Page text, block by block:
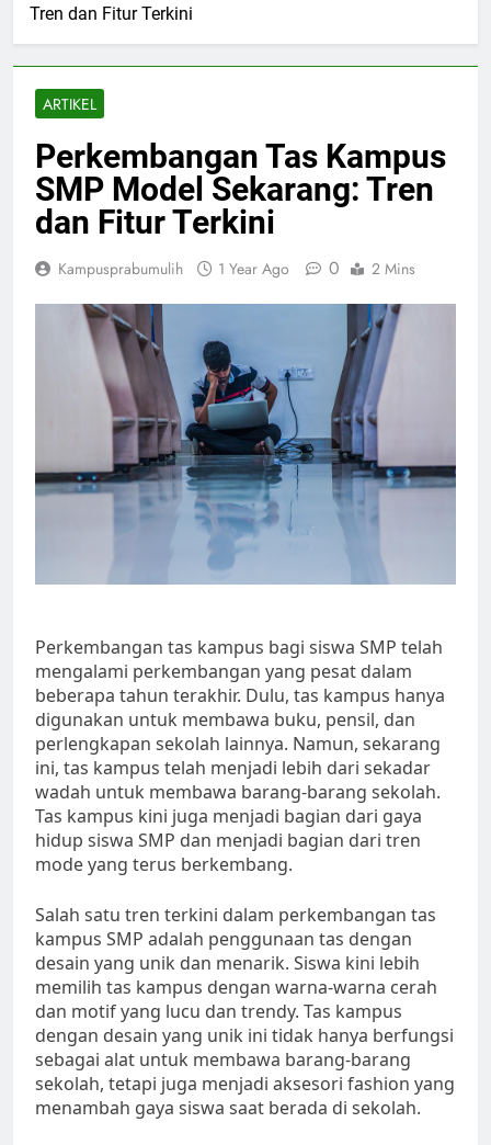
Tren dan Fitur Terkini
ARTIKEL
Perkembangan Tas Kampus
SMP Model Sekarang: Tren
dan Fitur Terkini
Kampusprabumulih 1 Year Ago 0 2 Mins
Perkembangan tas kampus bagi siswa SMP telah
mengalami perkembangan yang pesat dalam
beberapa tahun terakhir. Dulu, tas kampus hanya
digunakan untuk membawa buku, pensil, dan
perlengkapan sekolah lainnya. Namun, sekarang
ini, tas kampus telah menjadi lebih dari sekadar
wadah untuk membawa barang-barang sekolah.
Tas kampus kini juga menjadi bagian dari gaya
hidup siswa SMP dan menjadi bagian dari tren
mode yang terus berkembang.
Salah satu tren terkini dalam perkembangan tas
kampus SMP adalah penggunaan tas dengan
desain yang unik dan menarik. Siswa kini lebih
memilih tas kampus dengan warna-warna cerah
dan motif yang lucu dan trendy. Tas kampus
dengan desain yang unik ini tidak hanya berfungsi
sebagai alat untuk membawa barang-barang
sekolah, tetapi juga menjadi aksesori fashion yang
menambah gaya siswa saat berada di sekolah.